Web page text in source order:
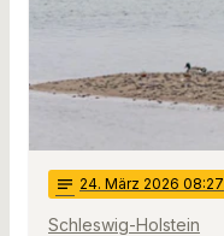
notes 24. März 2026 08:27
Schleswig-Holstein